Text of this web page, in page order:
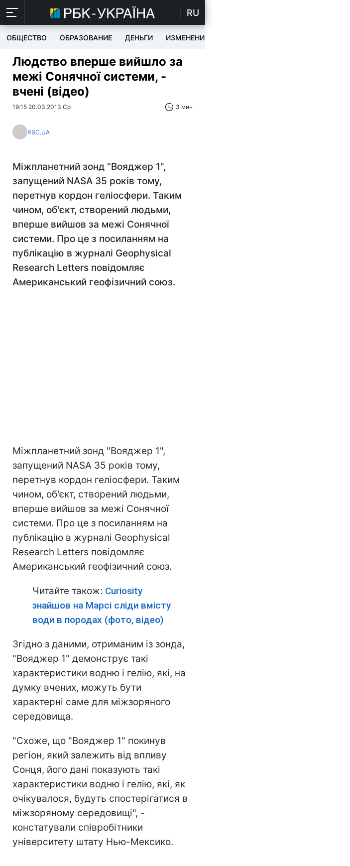
RU
ОБЩЕСТВО ОБРАЗОВАНИЕ ДЕНЬГИ ИЗМЕНЕНИЯ
Людство вперше вийшло за
межі Сонячної системи, -
вчені (відео)
19:15 20.03.2013 Ср 3 мин
RBC.UA
Міжпланетний зонд "Вояджер 1",
запущений NASA 35 років тому,
перетнув кордон геліосфери. Таким
чином, об'єкт, створений людьми,
вперше вийшов за межі Сонячної
системи. Про це з посиланням на
публікацію в журналі Geophysical
Research Letters повідомляє
Американський геофізичний союз.
Міжпланетний зонд "Вояджер 1",
запущений NASA 35 років тому,
перетнув кордон геліосфери. Таким
чином, об'єкт, створений людьми,
вперше вийшов за межі Сонячної
системи. Про це з посиланням на
публікацію в журналі Geophysical
Research Letters повідомляє
Американський геофізичний союз.
Читайте також: Curiosity
знайшов на Марсі сліди вмісту
води в породах (фото, відео)
Згідно з даними, отриманим із зонда,
"Вояджер 1" демонструє такі
характеристики водню і гелію, які, на
думку вчених, можуть бути
характерні саме для міжзоряного
середовища.
"Схоже, що "Вояджер 1" покинув
регіон, який залежить від впливу
Сонця, його дані показують такі
характеристики водню і гелію, які, як
очікувалося, будуть спостерігатися в
міжзоряному середовищі", -
констатували співробітники
університету штату Нью-Мексико.